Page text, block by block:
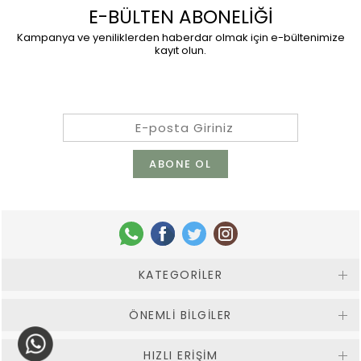
E-BÜLTEN ABONELİĞİ
Kampanya ve yeniliklerden haberdar olmak için e-bültenimize
kayıt olun.
KATEGORILER
ÖNEMLI BILGILER
HIZLI ERIŞIM